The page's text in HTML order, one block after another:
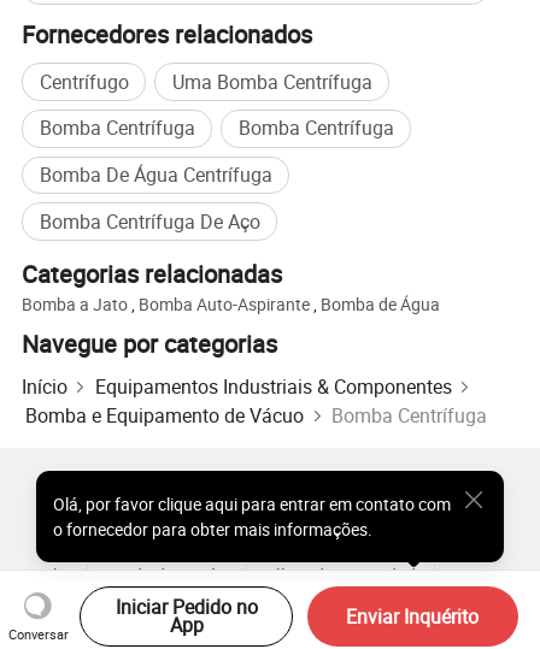
Parâmetro principal
Peças de contacto de material
Fornecido com relatório de inspeção de material
Peças sem contacto material
SS304 (1.4301)
Fluxo máximo
Cabeça máx 130 M (13 bar)
Potência do motor 0,55 kw ~ 30 kw
Marca do motor
3600 RPM, 2900 RPM, 1400 RPM
Tensão 110 V, 220 V, 380 V, 440 V.
Frequência do motor
Fornecedores relacionados
Centrífugo
Uma Bomba Centrífuga
Bomba Centrífuga
Bomba Centrífuga
Bomba De Água Centrífuga
Bomba Centrífuga De Aço
Categorias relacionadas
Bomba a Jato, Bomba Auto-Aspirante, Bomba de Água
Navegue por categorias
Início
Equipamentos Industriais & Componentes
Bomba e Equipamento de Vácuo
Bomba Centrífuga
Conversar
Iniciar Pedido no
App Enviar Inquérito
Olá, por favor clique aqui para entrar em contato com
o fornecedor para obter mais informações.
Produtos Quentes por Atacado
Comprador de Estrela
Percepções
Sobre
Acordo do Usuário Política de Privacidade
Contato
Copyright © 2026 Focus Technology Co., Ltd. All Rights Reserved